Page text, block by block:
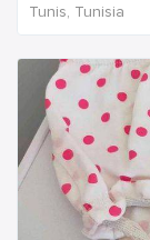
Tunis, Tunisia